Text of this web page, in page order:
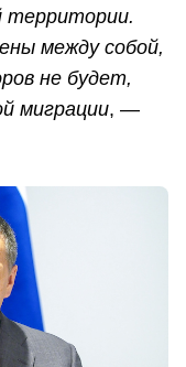
территории.
между собой,
не будет,
миграции, —